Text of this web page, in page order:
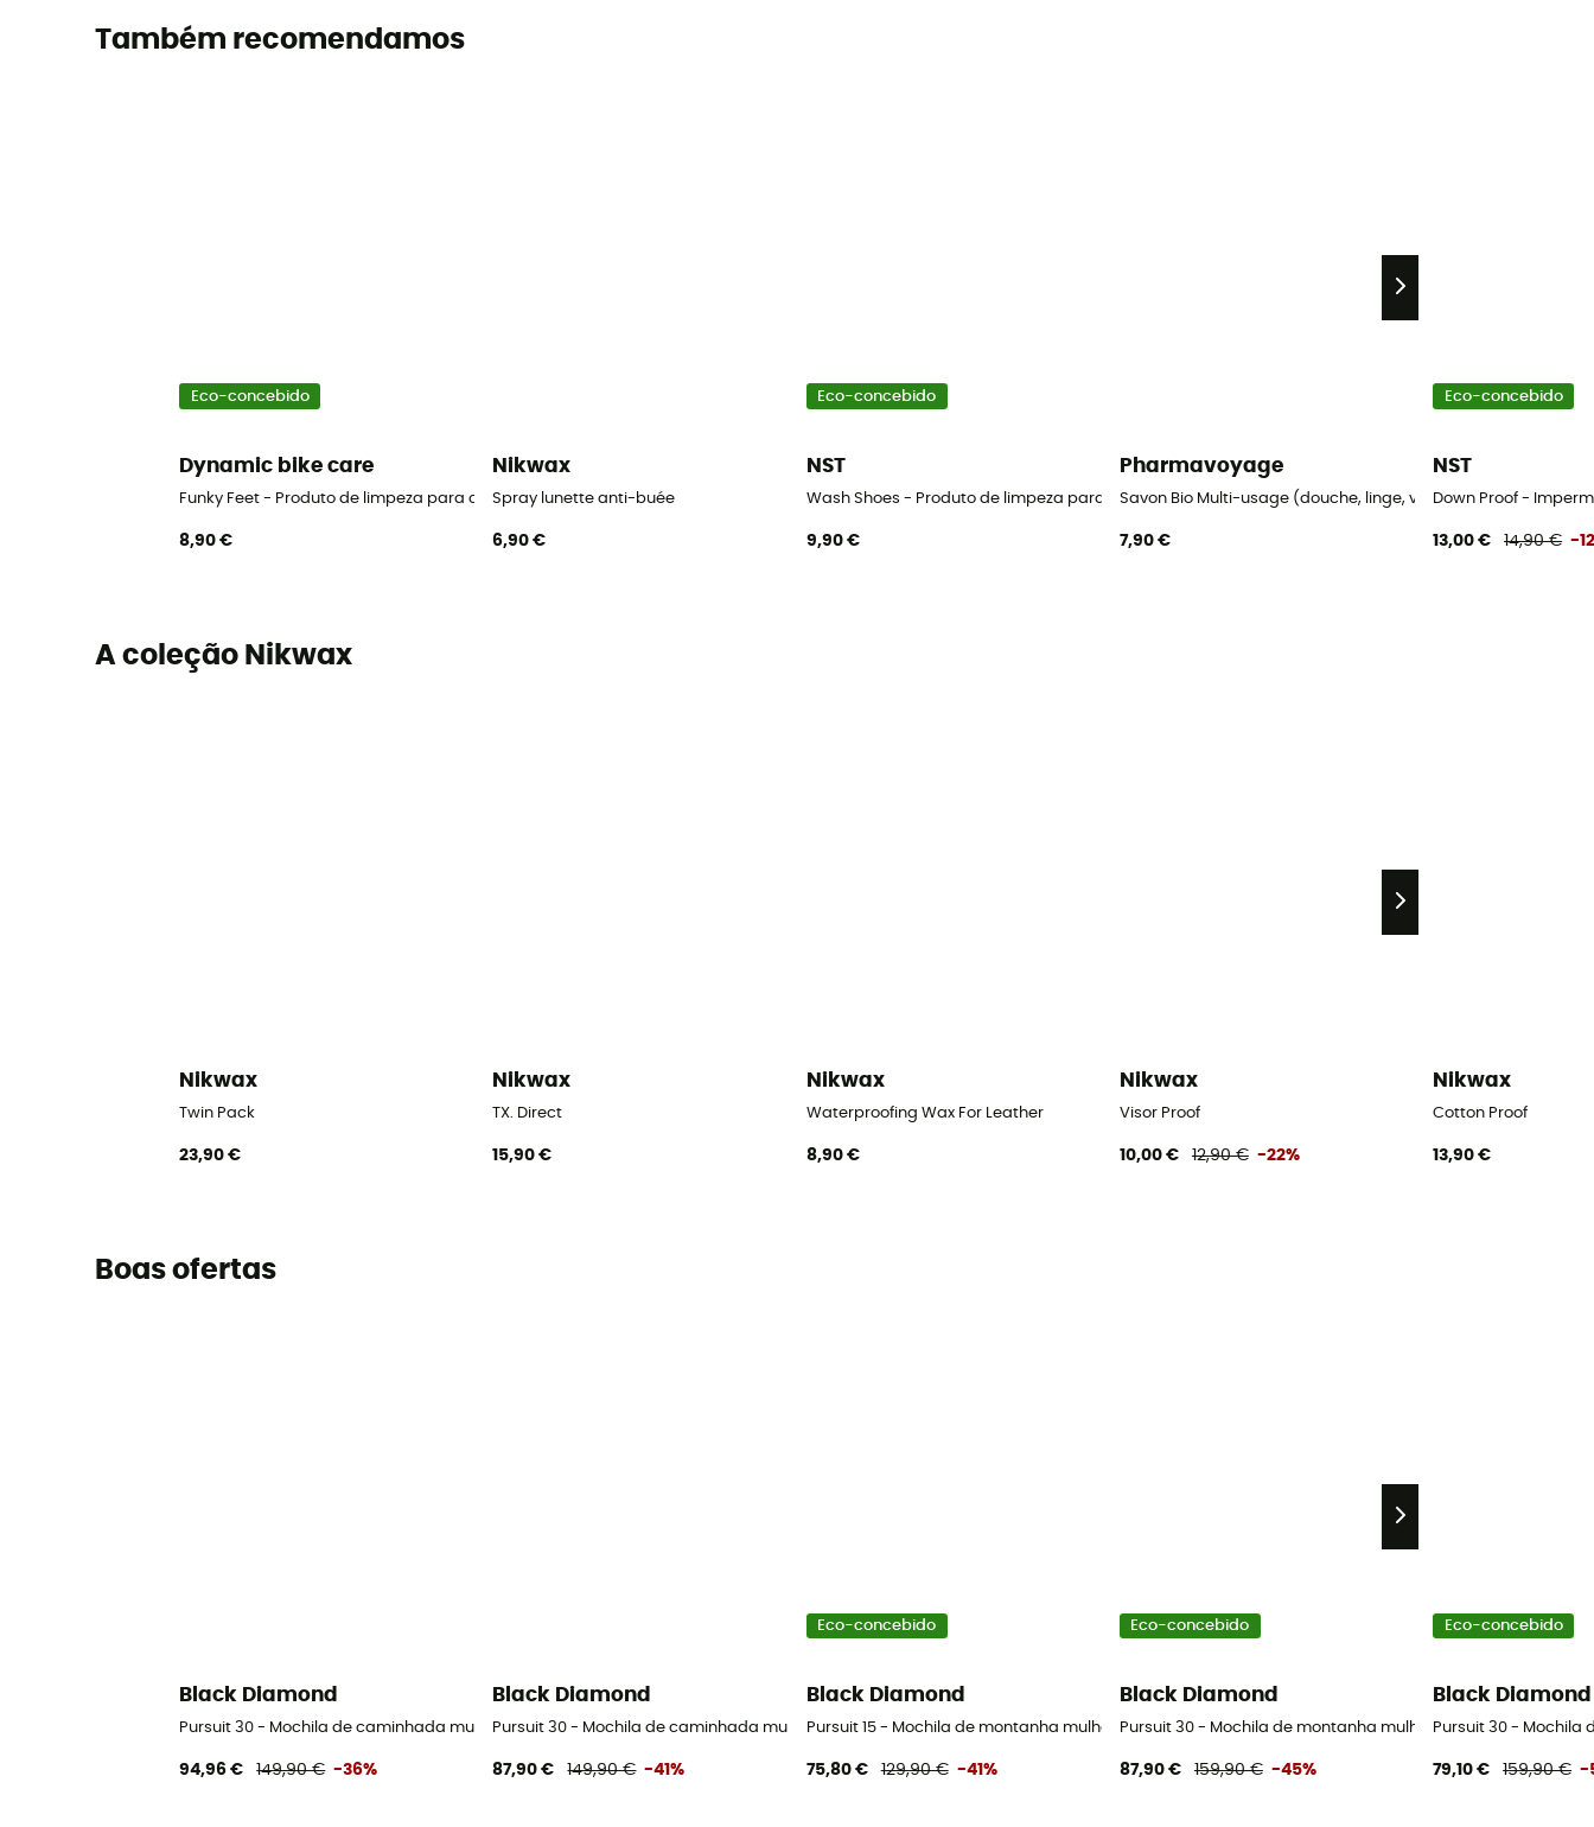
Também recomendamos
Eco-concebido
Dynamic bike care
Funky Feet - Produto de limpeza para calçado
8,90 €
Nikwax
Spray lunette anti-buée
6,90 €
Eco-concebido
NST
Wash Shoes - Produto de limpeza para calçado
9,90 €
Pharmavoyage
Savon Bio Multi-usage (douche, linge, vaisselle)
7,90 €
Eco-concebido
NST
Down Proof -
13,00 € 14,90 € -
A coleção Nikwax
Nikwax
Twin Pack
23,90 €
Nikwax
TX. Direct
15,90 €
Nikwax
Waterproofing Wax For Leather
8,90 €
Nikwax
Visor Proof
10,00 € 12,90 € -22%
Nikwax
Cotton Proof
13,90 €
Boas ofertas
Black Diamond
Pursuit 30 - Mochila de caminhada mulher
94,96 € 149,90 € -36%
Black Diamond
Pursuit 30 - Mochila de caminhada mulher
87,90 € 149,90 € -41%
Eco-concebido
Black Diamond
Pursuit 15 - Mochila de montanha mulher
75,80 € 129,90 € -41%
Eco-concebido
Black Diamond
Pursuit 30 - Mochila de montanha mulher
87,90 € 159,90 € -45%
Eco-concebido
Black Diamond
Pursuit 30 - Mochila
79,10 € 159,90 € -